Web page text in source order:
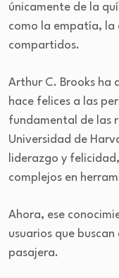
únicamente de la
como la empatía, la
compartidos.
Arthur C. Brooks ha
hace felices a las
fundamental de las
Universidad de
liderazgo y
complejos en
Ahora, ese
usuarios que
pasajera.